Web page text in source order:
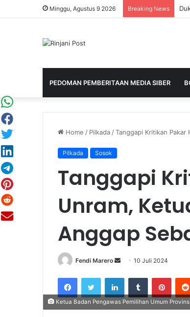
Minggu, Agustus 9 2026 Breaking News
PEDOMAN PEMBERITAAN MEDIA SIBER
Home / Pilkada /Tanggapi Kritikan Pakar
Pilkada Sosok
Tanggapi
Unram,
Anggap
Fendi Marero
Send10 Juli 2024
FacebookTwitter LinkedIn Tumblr
Ketua Badan Pengawas Pemilihan Umum